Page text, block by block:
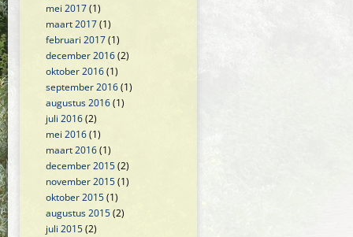
mei 2017(1)
maart 2017(1)
februari 2017(1)
december 2016(2)
oktober 2016(1)
september 2016(1)
augustus 2016(1)
juli 2016(2)
mei 2016(1)
maart 2016(1)
december 2015(2)
november 2015(1)
oktober 2015(1)
augustus 2015(2)
juli 2015(2)